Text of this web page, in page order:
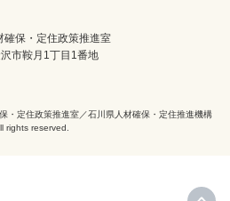
確保・定住政策推進室
市鞍月1丁目1番地
・定住政策推進室／石川県人材確保・定住推進機構
rights reserved.